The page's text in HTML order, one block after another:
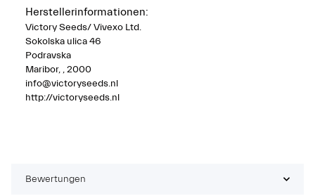
Herstellerinformationen:
Victory Seeds/ Vivexo Ltd.
Sokolska ulica 46
Podravska
Maribor, , 2000
info@victoryseeds.nl
http://victoryseeds.nl
Bewertungen